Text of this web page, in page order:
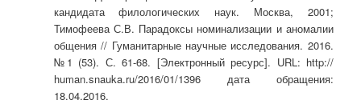
кандидата филологических наук. Москва, 2001;
Тимофеева С.В. Парадоксы номинализации и аномалии
общения // Гуманитарные научные исследования. 2016.
№1 (53). С. 61-68. [Электронный ресурс]. URL: http://
human.snauka.ru/2016/01/1396 дата обращения:
18.04.2016.